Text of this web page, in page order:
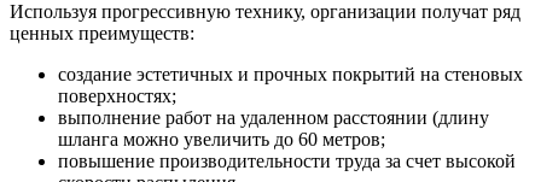
Используя прогрессивную технику, организации получат ряд
ценных преимуществ:
создание эстетичных и прочных покрытий на стеновых
поверхностях;
выполнение работ на удаленном расстоянии (длину
шланга можно увеличить до 60 метров;
повышение производительности труда за счет высокой